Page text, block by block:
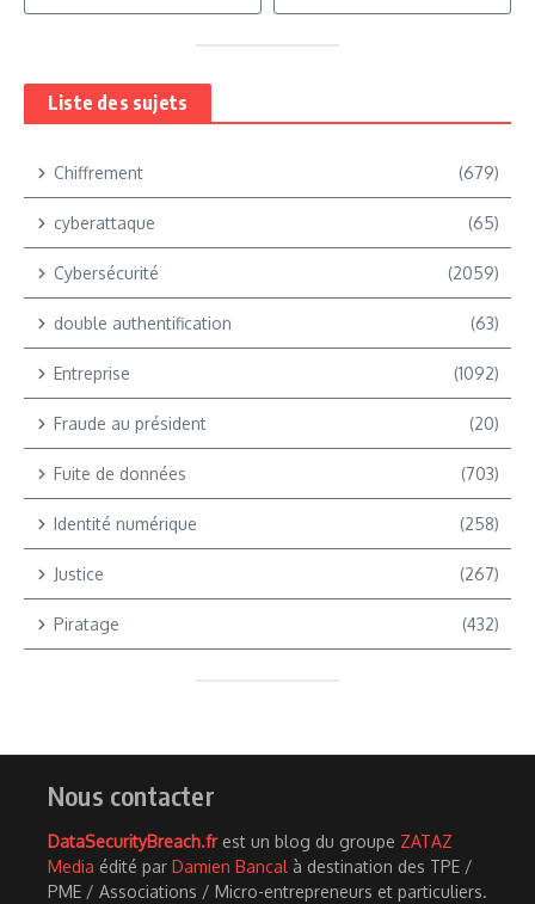
Liste des sujets
Chiffrement (679)
cyberattaque (65)
Cybersécurité (2059)
double authentification (63)
Entreprise (1092)
Fraude au président (20)
Fuite de données (703)
Identité numérique (258)
Justice (267)
Piratage (432)
Nous contacter
DataSecurityBreach.frest un blog du groupe ZATAZ
Media édité par Damien Bancal à destination des TPE /
PME / Associations / Micro-entrepreneurs et particuliers.